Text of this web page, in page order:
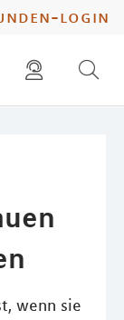
login
wenn sie